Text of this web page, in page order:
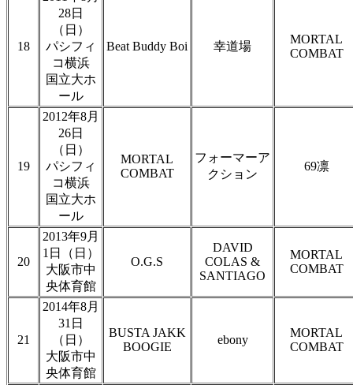
18
28日
（日）
パシフィ
コ横浜
国立大ホ
ール
Beat Buddy Boi 幸道場
MORTAL
COMBAT
19
2012年8月
26日
（日）
パシフィ
コ横浜
国立大ホ
ール
MORTAL
COMBAT
フォーマーア
クション
69凛
20
2013年9月
1日（日）
大阪市中
央体育館
O.G.S
DAVID
COLAS &
SANTIAGO
MORTAL
COMBAT
21
2014年8月
31日
（日）
大阪市中
央体育館
BUSTA JAKK
BOOGIE
ebony
MORTAL
COMBAT